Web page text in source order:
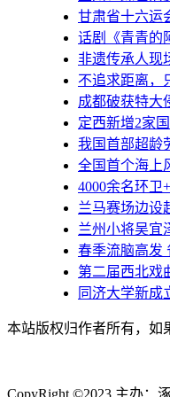
甘肃省十六运
话剧《青青的
非遗传承人现
不追求距离，
成都破获特大
定西新增2家
我国首部超龄
全国首个海上
4000余名环卫
兰马赛场边设
兰州小将吴宜
春季流脑高发
第二届西北戏
同济大学新成
本站版权归作者所有，如
CopyRight ©2023 主办：